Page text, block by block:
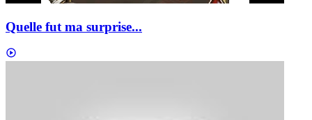
Quelle fut ma surprise...